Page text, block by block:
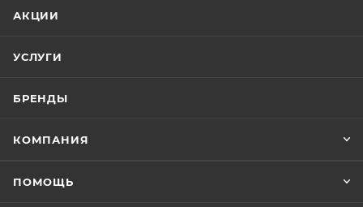
АКЦИИ
УСЛУГИ
БРЕНДЫ
КОМПАНИЯ
ПОМОЩЬ